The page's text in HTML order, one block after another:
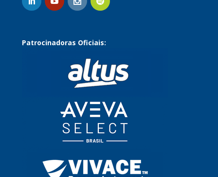
Patrocinadoras Oficiais: